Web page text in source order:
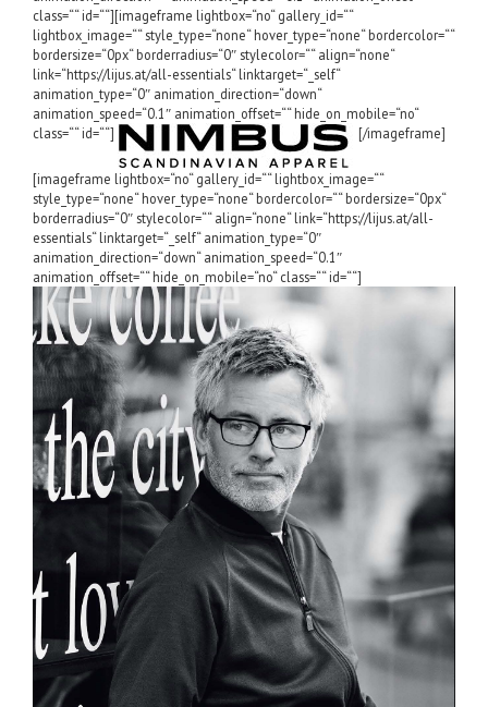
class=““ id=““][imageframe lightbox=“no“ gallery_id=““
lightbox_image=““ style_type=“none“ hover_type=“none“ bordercolor=““
bordersize=“0px“ borderradius=“0″ stylecolor=““ align=“none“
link=“https://lijus.at/all-essentials“ linktarget=“_self“
animation_type=“0″ animation_direction=“down“
animation_speed=“0.1″ animation_offset=““ hide_on_mobile=“no“
class=““ id=““]
[/imageframe]
[imageframe lightbox=“no“ gallery_id=““ lightbox_image=““
style_type=“none“ hover_type=“none“ bordercolor=““ bordersize=“0px“
borderradius=“0″ stylecolor=““ align=“none“ link=“https://lijus.at/all-
essentials“ linktarget=“_self“ animation_type=“0″
animation_direction=“down“ animation_speed=“0.1″
animation_offset=““ hide_on_mobile=“no“ class=““ id=““]